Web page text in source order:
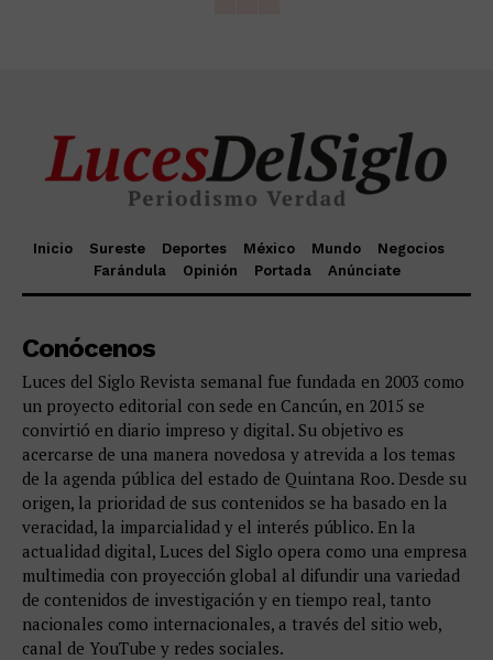
Inicio Sureste Deportes México Mundo
Negocios
Farándula
Opinión Portada Anúnciate
Conócenos
Luces del Siglo Revista semanal fue fundada en 2003 como
un proyecto editorial con sede en Cancún, en 2015 se
convirtió en diario impreso y digital. Su objetivo es
acercarse de una manera novedosa y atrevida a los temas
de la agenda pública del estado de Quintana Roo. Desde su
origen, la prioridad de sus contenidos se ha basado en la
veracidad, la imparcialidad y el interés público. En la
actualidad digital, Luces del Siglo opera como una empresa
multimedia con proyección global al difundir una variedad
de contenidos de investigación y en tiempo real, tanto
nacionales como internacionales, a través del sitio web,
canal de YouTube y redes sociales.